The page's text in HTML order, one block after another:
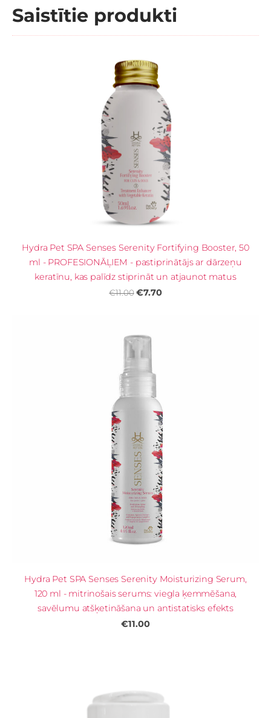
Saistītie produkti
Hydra Pet SPA Senses Serenity Fortifying Booster, 50
ml - PROFESIONĀĻIEM - pastiprinātājs ar dārzeņu
keratīnu, kas palīdz stiprināt un atjaunot matus
€11.00 €7.70
Hydra Pet SPA Senses Serenity Moisturizing Serum,
120 ml - mitrinošais serums: viegla ķemmēšana,
savēlumu atšķetināšana un antistatisks efekts
€11.00